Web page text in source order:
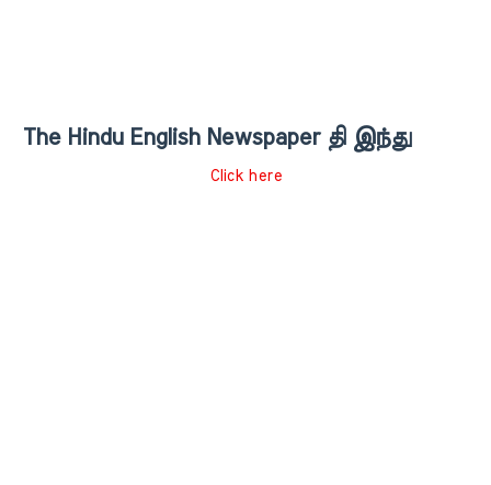
The Hindu English Newspaper தி இந்து
Click here